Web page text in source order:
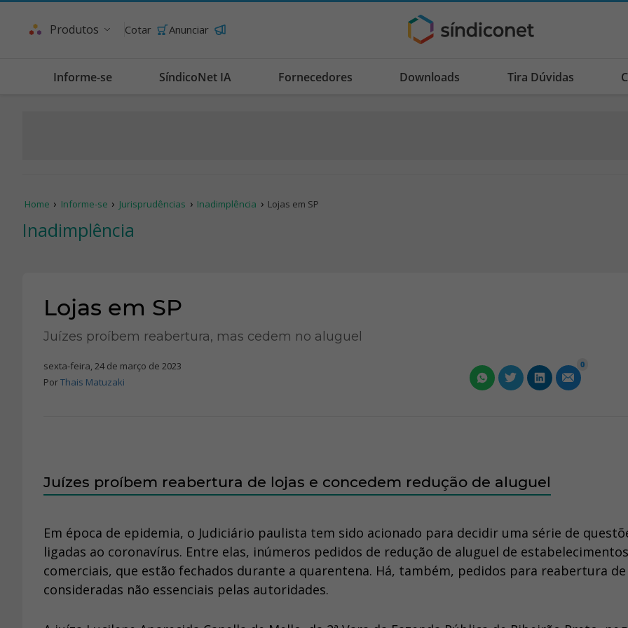
Produtos Cotar Anunciar
Informe-se SíndicoNet IA Fornecedores Downloads Tira Dúvidas
Home Informe-se Jurisprudências Inadimplência Lojas em SP
Inadimplência
Lojas em SP
Juízes proíbem reabertura, mas cedem no aluguel
sexta-feira, 24 de março de 2023
PorThais Matuzaki
0
Juízes proíbem reabertura de lojas e concedem redução de aluguel
Em época de epidemia, o Judiciário paulista tem sido acionado para decidir uma série de
ligadas ao coronavírus. Entre elas, inúmeros pedidos de redução de aluguel de estabelecimentos
comerciais, que estão fechados durante a quarentena. Há, também, pedidos para reabertura
consideradas não essenciais pelas autoridades.